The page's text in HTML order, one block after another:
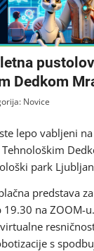
Dedkom
Novice
lepo vabljeni
park
predstava
19.30 na ZOOM-
s